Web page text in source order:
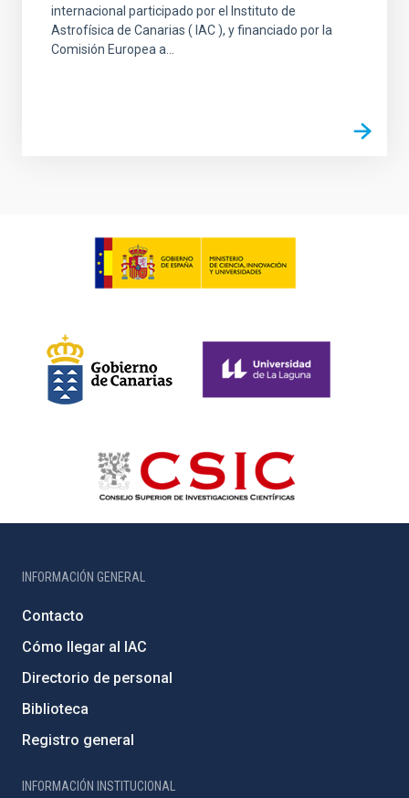
internacional participado por el Instituto de
Astrofísica de Canarias ( IAC ), y financiado por la
Comisión Europea a...
INFORMACIÓN GENERAL
Contacto
Cómo llegar al IAC
Directorio de personal
Biblioteca
Registro general
INFORMACIÓN INSTITUCIONAL